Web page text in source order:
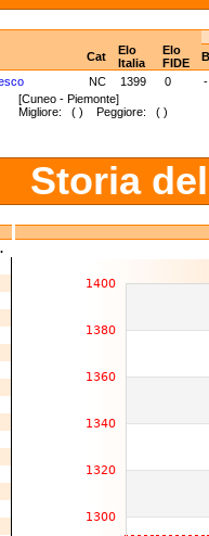
Cat
Elo
Italia
Elo
FIDE
NC 1399 0
-
[Cuneo - Piemonte]
Migliore: ( ) Peggiore: ( )
Storia